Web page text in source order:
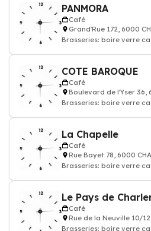
PANMORA
Café
Grand'Rue 172, 6000
Brasseries: boire verre
COTE BAROQUE
Café
Boulevard de l'Yser 36,
Brasseries: boire verre
La Chapelle
Café
Rue Bayet 78, 6000
Brasseries: boire verre
Le Pays de
Café
Rue de la Neuville 10/
Brasseries: boire verre